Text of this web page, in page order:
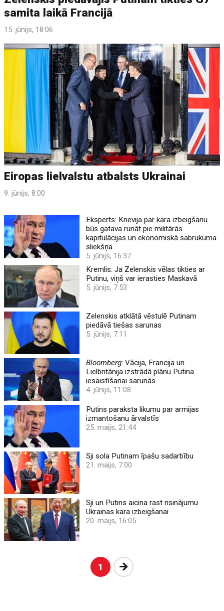
samita laikā Francijā
15. jūnijs, 18:06
Eiropas lielvalstu atbalsts Ukrainai
9. jūnijs, 8:00
Eksperts: Krievija par kara izbeigšanu
būs gatava runāt pie militārās
kapitulācijas un ekonomiskā sabrukuma
sliekšņa
5. jūnijs, 16:37
Kremlis: Ja Zelenskis vēlas tikties ar
Putinu, viņš var ierasties Maskavā
5. jūnijs, 7:53
Zelenskis atklātā vēstulē Putinam
piedāvā tiešas sarunas
5. jūnijs, 7:11
Bloomberg: Vācija, Francija un
Lielbritānija izstrādā plānu Putina
iesaistīšanai sarunās
4. jūnijs, 11:08
Putins paraksta likumu par armijas
izmantošanu ārvalstīs
25. maijs, 21:44
Sji sola Putinam īpašu sadarbību
21. maijs, 7:00
Sji un Putins aicina rast risinājumu
Ukrainas kara izbeigšanai
20. maijs, 16:05
1 Nākošā